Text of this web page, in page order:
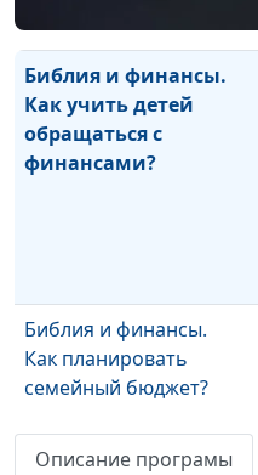
Библия и финансы.
Как учить детей
обращаться с
финансами?
Библия и финансы.
Как планировать
семейный бюджет?
Описание програмы